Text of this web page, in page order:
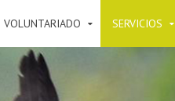
VOLUNTARIADO SERVICIOS